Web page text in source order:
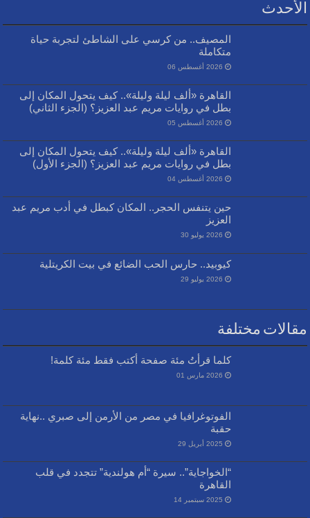
الأحدث
المصيف.. من كرسي على الشاطئ لتجربة حياة
متكاملة
2026 أغسطس 06
القاهرة «ألف ليلة وليلة».. كيف يتحول المكان إلى
بطل في روايات مريم عبد العزيز؟ (الجزء الثاني)
2026 أغسطس 05
القاهرة «ألف ليلة وليلة».. كيف يتحول المكان إلى
بطل في روايات مريم عبد العزيز؟ (الجزء الأول)
2026 أغسطس 04
حين يتنفس الحجر.. المكان كبطل في أدب مريم عبد
العزيز
2026 يوليو 30
كيوبيد.. حارس الحب الضائع في بيت الكريتلية
2026 يوليو 29
مقالات مختلفة
كلما قرأتُ مئة صفحة أكتب فقط مئة كلمة!
2026 مارس 01
الفوتوغرافيا في مصر من الأرمن إلى صبري ..نهاية
حقبة
2025 أبريل 29
“الخواجاية”.. سيرة “أم هولندية” تتجدد في قلب
القاهرة
2025 سبتمبر 14